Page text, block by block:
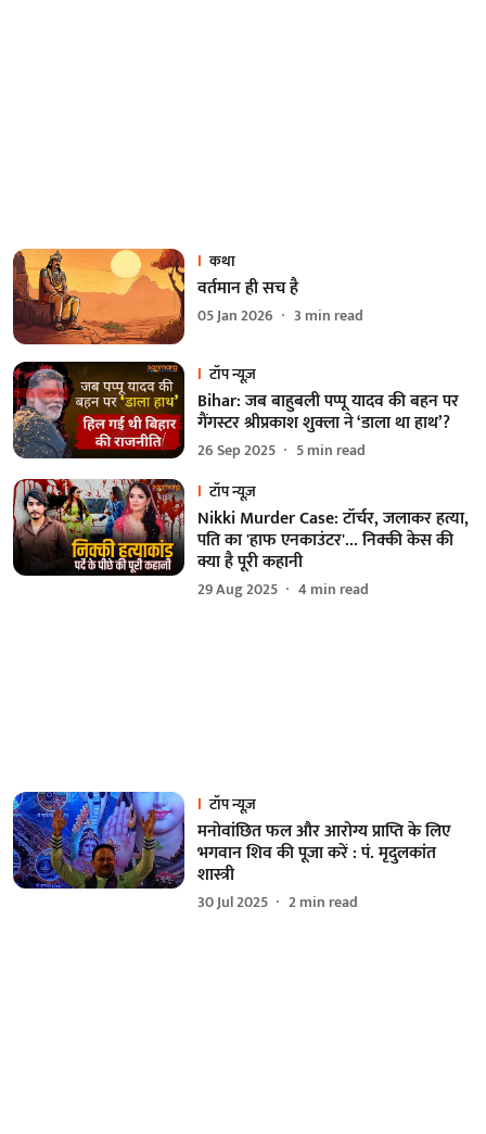
कथा
वर्तमान ही सच है
05 Jan 2026 3 min read
टॉप न्यूज़
Bihar: जब बाहुबली पप्पू यादव की बहन पर
गैंगस्टर श्रीप्रकाश शुक्ला ने ‘डाला था हाथ’?
26 Sep 2025 5min read
टॉप न्यूज़
Nikki Murder Case: टॉर्चर, जलाकर हत्या,
पति का 'हाफ एनकाउंटर'... निक्की केस की
क्या है पूरी कहानी
29 Aug 2025 4min read
टॉप न्यूज़
मनोवांछित फल और आरोग्य प्राप्ति के लिए
भगवान शिव की पूजा करें : पं. मृदुलकांत
शास्त्री
30 Jul 2025 2min read